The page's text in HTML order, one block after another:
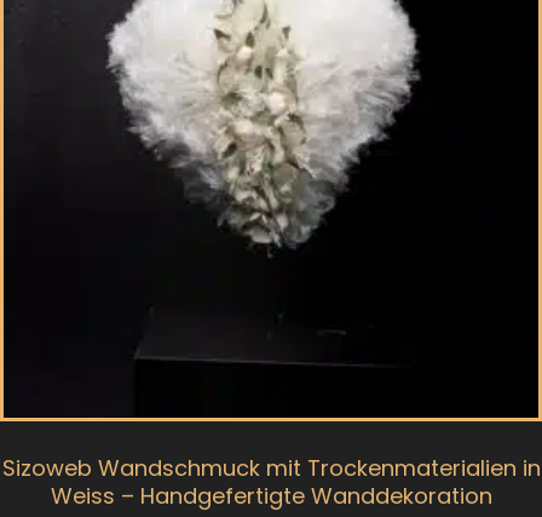
Sizoweb Wandschmuck mit Trockenmaterialien in
Weiss – Handgefertigte Wanddekoration